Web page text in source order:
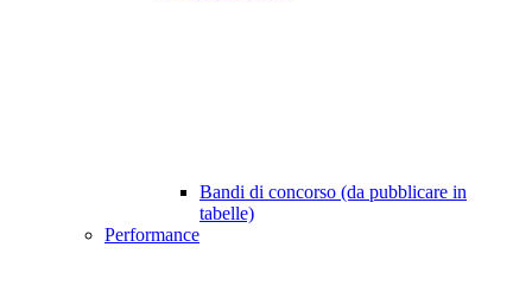
Bandi di concorso (da pubblicare in
tabelle)
Performance